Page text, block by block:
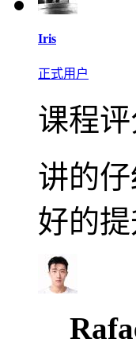
Iris
正式用户
课程
讲的
好的